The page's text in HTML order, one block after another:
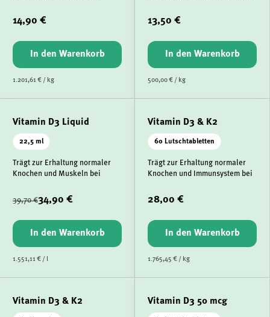
14,90 €
In den Warenkorb
1.201,61 € / kg
13,50 €
In den Warenkorb
500,00 € / kg
Vitamin D3 Liquid
22,5 ml
Trägt zur Erhaltung normaler
Knochen und Muskeln bei
39,70 €34,90 €
In den Warenkorb
1.551,11 € / l
Vitamin D3 & K2
60 Lutschtabletten
Trägt zur Erhaltung normaler
Knochen und Immunsystem bei
28,00 €
In den Warenkorb
1.765,45 € / kg
Vitamin D3 & K2 Vitamin D3 50 mcg